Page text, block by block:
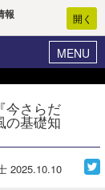
報 開く
MENU
ーム
今さらだ
の基礎知
2025.10.10